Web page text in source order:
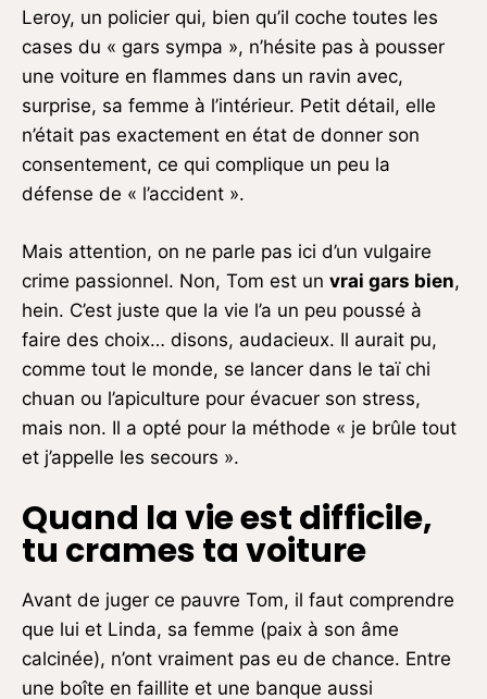
Leroy, un policier qui, bien qu’il coche toutes les
cases du « gars sympa », n’hésite pas à pousser
une voiture en flammes dans un ravin avec,
surprise, sa femme à l’intérieur. Petit détail, elle
n’était pas exactement en état de donner son
consentement, ce qui complique un peu la
défense de « l’accident ».
Mais attention, on ne parle pas ici d’un vulgaire
crime passionnel. Non, Tom est un vrai gars bien,
hein. C’est juste que la vie l’a un peu poussé à
faire des choix… disons, audacieux. Il aurait pu,
comme tout le monde, se lancer dans le taï chi
chuan ou l’apiculture pour évacuer son stress,
mais non. Il a opté pour la méthode « je brûle tout
et j’appelle les secours ».
Quand la vie est difficile,
tu crames ta voiture
Avant de juger ce pauvre Tom, il faut comprendre
que lui et Linda, sa femme (paix à son âme
calcinée), n’ont vraiment pas eu de chance. Entre
une boîte en faillite et une banque aussi